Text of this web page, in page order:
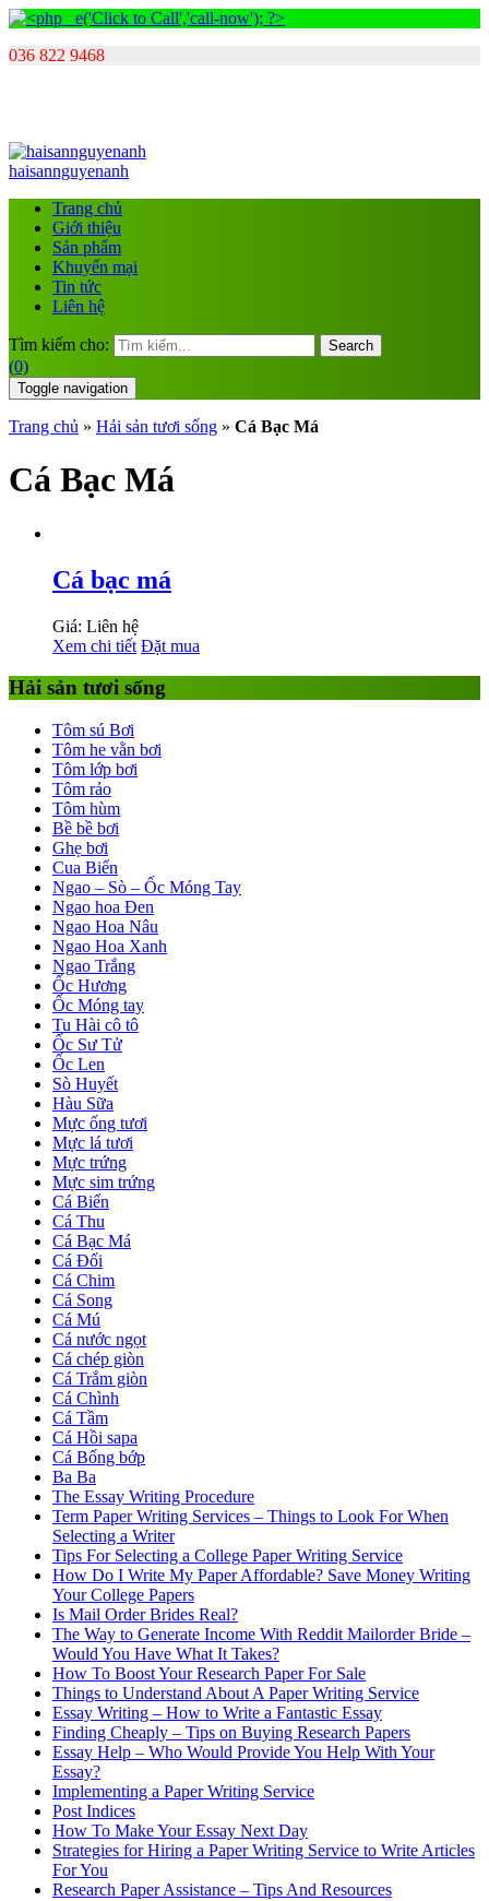
036 822 9468
haisannguyenanh
Trang chủ
Giới thiệu
Sản phẩm
Khuyến mại
Tin tức
Liên hệ
Tìm kiếm cho: Search
(0)
Toggle navigation
Trang chủ » Hải sản tươi sống » Cá Bạc Má
Cá Bạc Má
Cá bạc má
Giá: Liên hệ
Xem chi tiết Đặt mua
Hải sản tươi sống
Tôm sú Bơi
Tôm he vằn bơi
Tôm lớp bơi
Tôm rảo
Tôm hùm
Bề bề bơi
Ghẹ bơi
Cua Biển
Ngao – Sò – Ốc Móng Tay
Ngao hoa Đen
Ngao Hoa Nâu
Ngao Hoa Xanh
Ngao Trắng
Ốc Hương
Ốc Móng tay
Tu Hài cô tô
Ốc Sư Tử
Ốc Len
Sò Huyết
Hàu Sữa
Mực ống tươi
Mực lá tươi
Mực trứng
Mực sim trứng
Cá Biển
Cá Thu
Cá Bạc Má
Cá Đối
Cá Chim
Cá Song
Cá Mú
Cá nước ngọt
Cá chép giòn
Cá Trắm giòn
Cá Chình
Cá Tầm
Cá Hồi sapa
Cá Bống bớp
Ba Ba
The Essay Writing Procedure
Term Paper Writing Services – Things to Look For When
Selecting a Writer
Tips For Selecting a College Paper Writing Service
How Do I Write My Paper Affordable? Save Money Writing
Your College Papers
Is Mail Order Brides Real?
The Way to Generate Income With Reddit Mailorder Bride –
Would You Have What It Takes?
How To Boost Your Research Paper For Sale
Things to Understand About A Paper Writing Service
Essay Writing – How to Write a Fantastic Essay
Finding Cheaply – Tips on Buying Research Papers
Essay Help – Who Would Provide You Help With Your
Essay?
Implementing a Paper Writing Service
Post Indices
How To Make Your Essay Next Day
Strategies for Hiring a Paper Writing Service to Write Articles
For You
Research Paper Assistance – Tips And Resources